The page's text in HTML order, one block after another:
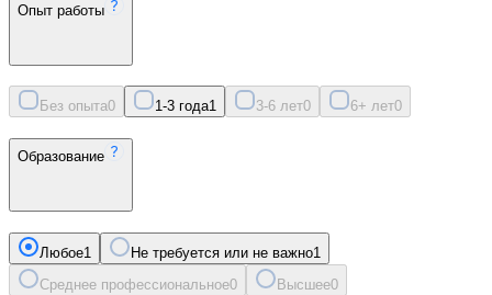
Опыт работы
Без опыта0 1-3 года1 3-6 лет0 6+ лет0
Образование
Любое1 Не требуется или не важно1
Среднее профессиональное0 Высшее0